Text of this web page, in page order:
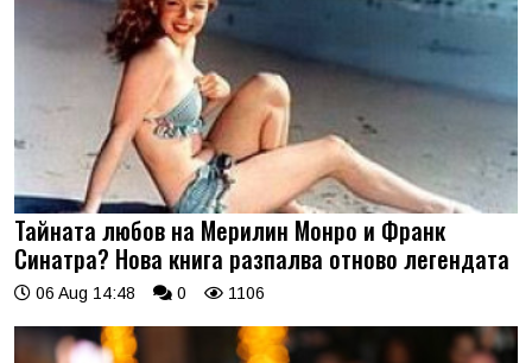
Тайната любов на Мерилин Монро и Франк
Синатра? Нова книга разпалва отново легендата
06 Aug 14:48 0 1106